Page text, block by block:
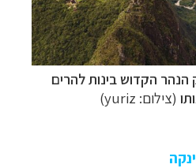
הקדוש בינות להרים
(צילום: yuriz)